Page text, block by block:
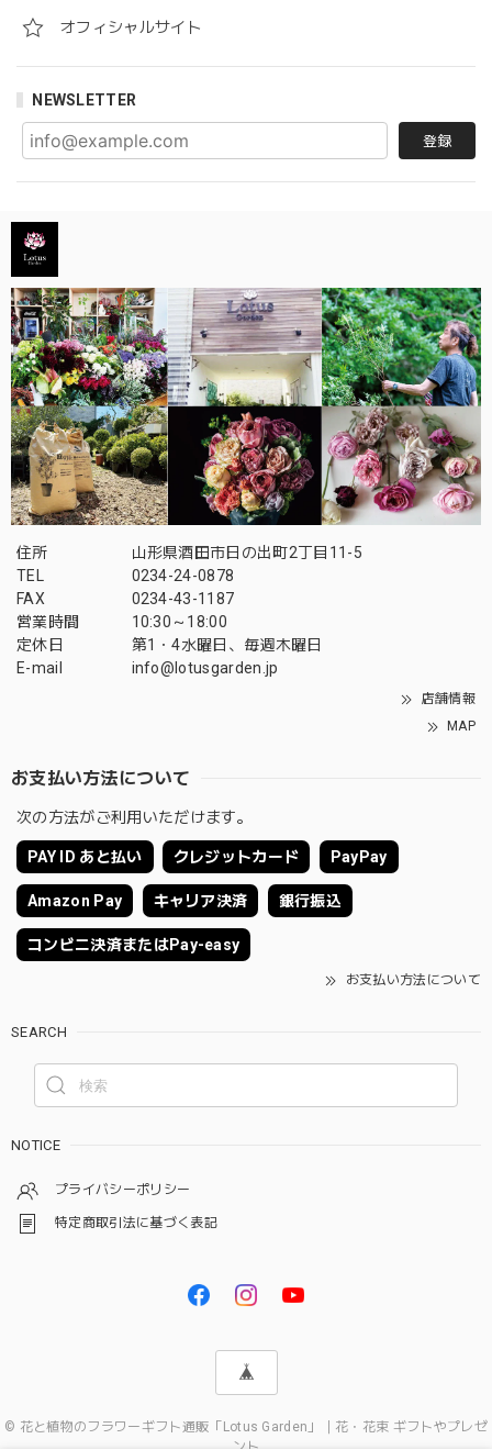
オフィシャルサイト
NEWSLETTER
登録
住所
山形県酒田市日の出町2丁目11-5
TEL
0234-24-0878
FAX
0234-43-1187
営業時間
10:30～18:00
定休日
第1・4水曜日、毎週木曜日
E-mail
info@lotusgarden.jp
店舗情報
MAP
お支払い方法について
次の方法がご利用いただけます。
PAY ID あと払い クレジットカード PayPay
Amazon Pay キャリア決済 銀行振込
コンビニ決済またはPay-easy
お支払い方法について
SEARCH
NOTICE
プライバシーポリシー
特定商取引法に基づく表記
© 花と植物のフラワーギフト通販「Lotus Garden」｜花・花束 ギフトやプレゼ
ント